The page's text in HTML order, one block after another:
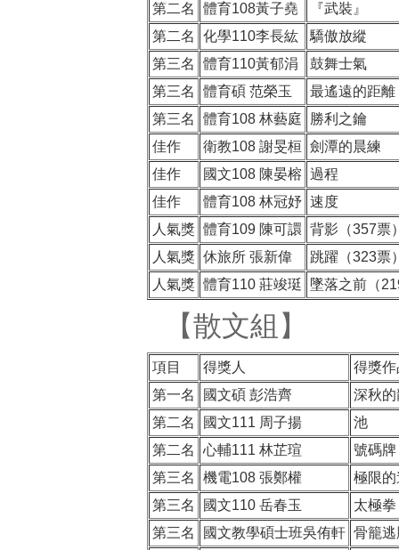
第二名
體育108黃子堯
『武裝』
第二名
化學110李長紘
驕傲放縱
第三名
體育110黃郁涓
鼓舞士氣
第三名
體育碩 范榮玉
最遙遠的距離
第三名
體育108 林藝庭
勝利之鑰
佳作
衛教108 謝旻桓 劍潭的晨練
佳作
國文108 陳晏榕 過程
佳作
體育108 林冠妤 速度
人氣獎 體育109 陳可譞 背影（357票
人氣獎 休旅所 張新偉
跳躍（323票
人氣獎 體育110 莊竣珽 墜落之前（
【散文組】
項目 得獎人
得獎作
第一名
國文碩 彭浩齊
深秋
第二名
國文111 周子揚
池
第二名
心輔111 林芷瑄
號碼牌
第三名
機電108 張鄭權
極限
第三名
國文110 岳春玉
太極拳
第三名
國文教學碩士班吳侑軒 骨籠逃